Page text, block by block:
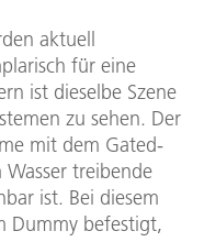
aktuell
für eine
ist dieselbe Szene
zu sehen. Der
mit dem Gated-
treibende
ist. Bei diesem
Dummy befestigt,